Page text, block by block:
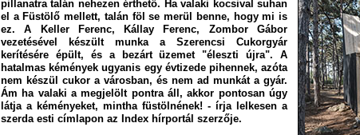
pillanatra talán nehezen érthető. Ha valaki kocsival suhan
el a Füstölő mellett, talán föl se merül benne, hogy mi is
ez. A Keller Ferenc, Kállay Ferenc, Zombor Gábor
vezetésével készült munka a Szerencsi Cukorgyár
kerítésére épült, és a bezárt üzemet "éleszti újra". A
hatalmas kémények ugyanis egy évtizede pihennek, azóta
nem készül cukor a városban, és nem ad munkát a gyár.
Ám ha valaki a megjelölt pontra áll, akkor pontosan úgy
látja a kéményeket, mintha füstölnének! - írja lelkesen a
szerda esti címlapon az Index hírportál szerzője.